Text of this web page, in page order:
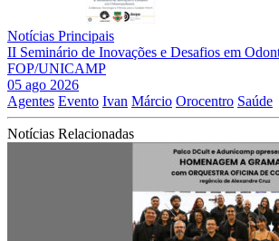
Notícias Principais
II Seminário de Inovações e Desafios em
FOP/UNICAMP
05 ago 2026
Agentes Evento Ivan Márcio Orocentro Saúde
Notícias Relacionadas